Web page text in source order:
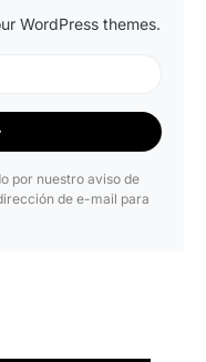
WordPress themes.
por nuestro aviso de
de e-mail para